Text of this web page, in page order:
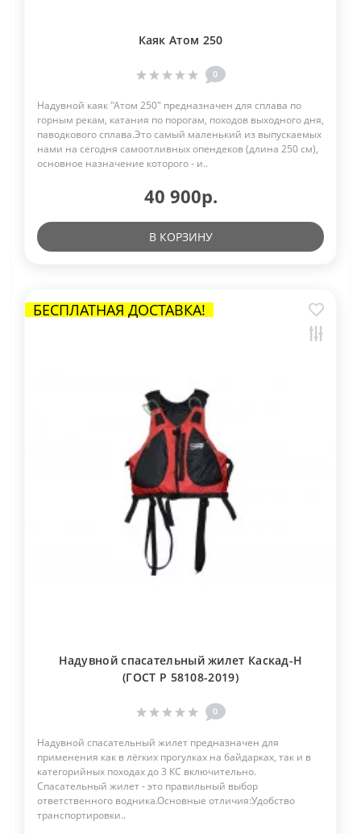
Каяк Атом 250
0
Надувной каяк "Атом 250" предназначен для сплава по
горным рекам, катания по порогам, походов выходного дня,
паводкового сплава.Это самый маленький из выпускаемых
нами на сегодня самоотливных опендеков (длина 250 см),
основное назначение которого - и..
40 900р.
В КОРЗИНУ
БЕСПЛАТНАЯ ДОСТАВКА!
Надувной спасательный жилет Каскад-Н
(ГОСТ Р 58108-2019)
0
Надувной спасательный жилет предназначен для
применения как в лёгких прогулках на байдарках, так и в
категорийных походах до 3 КС включительно.
Спасательный жилет - это правильный выбор
ответственного водника.Основные отличия:Удобство
транспортировки..